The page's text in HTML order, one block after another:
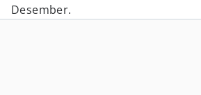
Desember.